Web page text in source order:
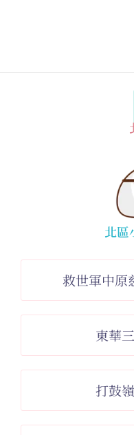
北區
救世軍中原
東華
打鼓